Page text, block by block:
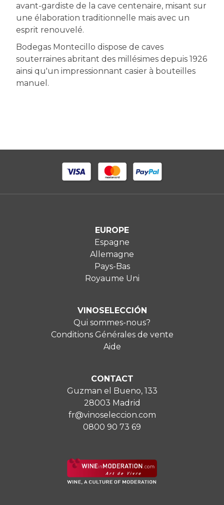
avant-gardiste de la cave centenaire, misant sur
une élaboration traditionnelle mais avec un
esprit renouvelé.
Bodegas Montecillo dispose de caves
souterraines abritant des millésimes depuis 1926
ainsi qu'un impressionnant casier à bouteilles
manuel.
EUROPE
Espagne
Allemagne
Pays-Bas
Royaume Uni
VINOSELECCIÓN
Qui sommes-nous?
Conditions Générales de vente
Aide
CONTACT
Guzman el Bueno, 133
28003 Madrid
fr@vinoseleccion.com
0800 90 73 69